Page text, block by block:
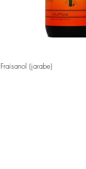
Vista rápida
Fraisanol (jarabe)